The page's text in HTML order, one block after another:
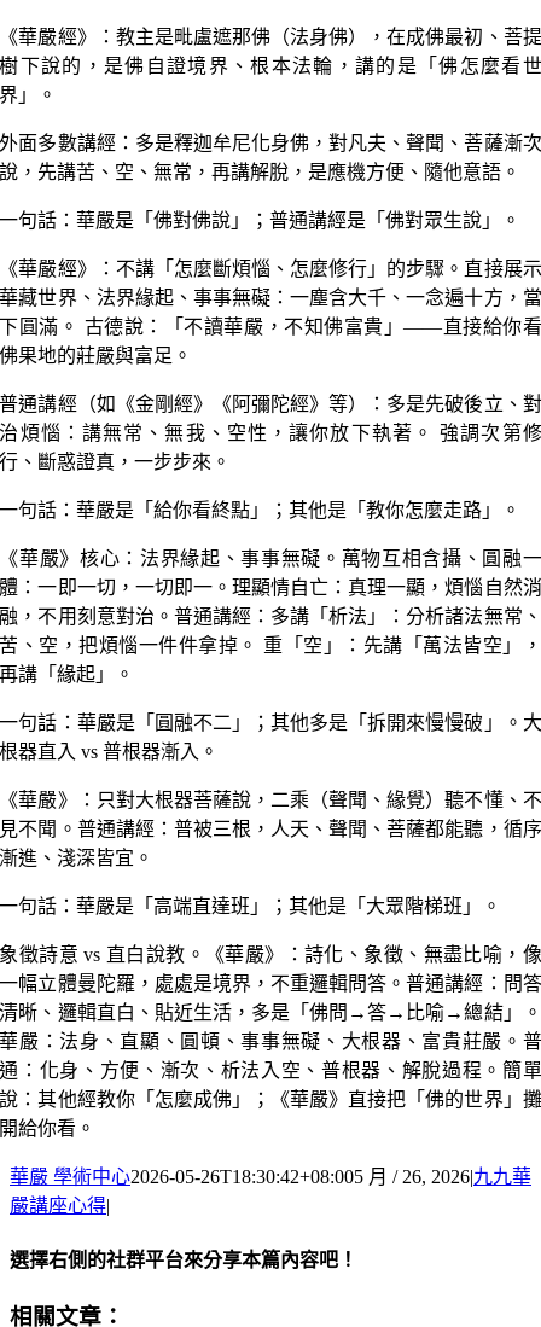
《華嚴經》：教主是毗盧遮那佛（法身佛），在成佛最初、菩提
樹下說的，是佛自證境界、根本法輪，講的是「佛怎麼看世
界」。
外面多數講經：多是釋迦牟尼化身佛，對凡夫、聲聞、菩薩漸次
說，先講苦、空、無常，再講解脫，是應機方便、隨他意語。
一句話：華嚴是「佛對佛說」；普通講經是「佛對眾生說」。
《華嚴經》：不講「怎麼斷煩惱、怎麼修行」的步驟。直接展示
華藏世界、法界緣起、事事無礙：一塵含大千、一念遍十方，當
下圓滿。 古德說：「不讀華嚴，不知佛富貴」——直接給你看
佛果地的莊嚴與富足。
普通講經（如《金剛經》《阿彌陀經》等）：多是先破後立、對
治煩惱：講無常、無我、空性，讓你放下執著。 強調次第修
行、斷惑證真，一步步來。
一句話：華嚴是「給你看終點」；其他是「教你怎麼走路」。
《華嚴》核心：法界緣起、事事無礙。萬物互相含攝、圓融一
體：一即一切，一切即一。理顯情自亡：真理一顯，煩惱自然消
融，不用刻意對治。普通講經：多講「析法」：分析諸法無常、
苦、空，把煩惱一件件拿掉。 重「空」：先講「萬法皆空」，
再講「緣起」。
一句話：華嚴是「圓融不二」；其他多是「拆開來慢慢破」。大
根器直入 vs 普根器漸入。
《華嚴》：只對大根器菩薩說，二乘（聲聞、緣覺）聽不懂、不
見不聞。普通講經：普被三根，人天、聲聞、菩薩都能聽，循序
漸進、淺深皆宜。
一句話：華嚴是「高端直達班」；其他是「大眾階梯班」。
象徵詩意 vs 直白說教。《華嚴》：詩化、象徵、無盡比喻，像
一幅立體曼陀羅，處處是境界，不重邏輯問答。普通講經：問答
清晰、邏輯直白、貼近生活，多是「佛問→答→比喻→總結」。
華嚴：法身、直顯、圓頓、事事無礙、大根器、富貴莊嚴。普
通：化身、方便、漸次、析法入空、普根器、解脫過程。簡單
說：其他經教你「怎麼成佛」；《華嚴》直接把「佛的世界」攤
開給你看。
華嚴 學術中心2026-05-26T18:30:42+08:005 月 / 26, 2026|九九華
嚴講座心得|
選擇右側的社群平台來分享本篇內容吧！
Facebook
X
Email:
相關文章：